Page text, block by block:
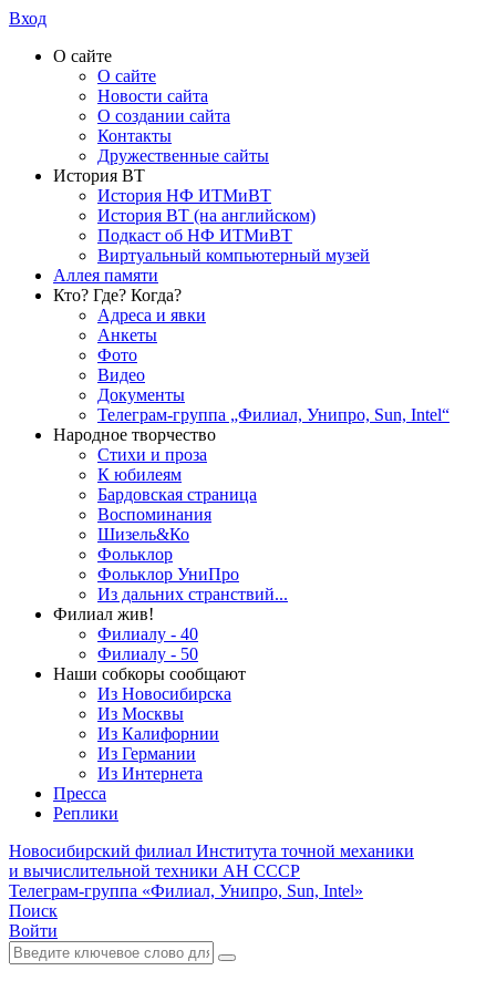
Вход
О сайте
О сайте
Новости сайта
О создании сайта
Контакты
Дружественные сайты
История ВТ
История НФ ИТМиВТ
История ВТ (на английском)
Подкаст об НФ ИТМиВТ
Виртуальный компьютерный музей
Аллея памяти
Кто? Где? Когда?
Адреса и явки
Анкеты
Фото
Видео
Документы
Телеграм-группа „Филиал, Унипро, Sun, Intel“
Народное творчество
Стихи и проза
К юбилеям
Бардовская страница
Воспоминания
Шизель&Ко
Фольклор
Фольклор УниПро
Из дальних странствий...
Филиал жив!
Филиалу - 40
Филиалу - 50
Наши собкоры сообщают
Из Новосибирска
Из Москвы
Из Калифорнии
Из Германии
Из Интернета
Пресса
Реплики
Новосибирский филиал Института точной механики
и вычислительной техники АН СССР
Телеграм-группа «Филиал, Унипро, Sun, Intel»
Поиск
Войти